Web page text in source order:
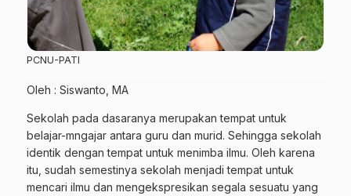
PCNU-PATI
Oleh : Siswanto, MA
Sekolah pada dasaranya merupakan tempat untuk
belajar-mngajar antara guru dan murid. Sehingga sekolah
identik dengan tempat untuk menimba ilmu. Oleh karena
itu, sudah semestinya sekolah menjadi tempat untuk
mencari ilmu dan mengekspresikan segala sesuatu yang